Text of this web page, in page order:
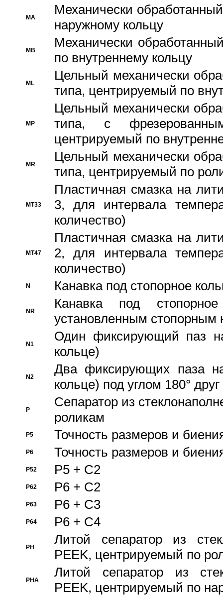
MA
Механически
наружному кольцу
MB
Механически
по внутреннему кольцу
ML
Цельный механически
типа, центрируемый по
MP
Цельный механически
типа, с
центрируемый по
MR
Цельный механически
типа, центрируемый по
MT33
Пластичная смазка на
3, для интервала
количество)
MT47
Пластичная смазка на
2, для интервала
количество)
N Канавка под стопорное
NR
Канавка под
установленным стопорным
N1
Один фиксирующий паз
кольце)
N2
Два фиксирующих паза
кольце) под углом 180° друг
P
Cепаратор из
роликам
P5 Точность размеров и
P6 Точность размеров и
P52 P5 + C2
P62 P6 + C2
P63 P6 + C3
P64 P6 + C4
PH
Литой сепаратор из
PEEK, центрируемый по
PHA
Литой сепаратор из
PEEK, центрируемый по